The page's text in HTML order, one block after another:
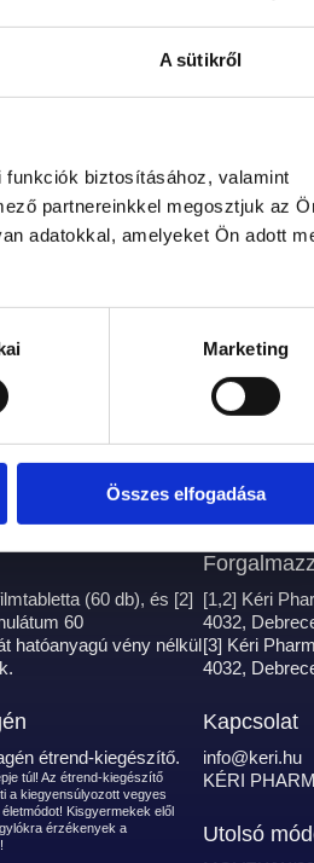
A sütikről
biztosításához, valamint
partnereinkkel megosztjuk az
adatokkal, amelyeket Ön adott
Marketing
Összes elfogadása
vázrendszer
(60 db), és [2]
60
hatóanyagú vény nélkül
étrend-kiegészítő.
túl! Az étrend-kiegészítő
a kiegyensúlyozott vegyes
Kisgyermekek elől
érzékenyek a
[1,2] Kéri
4032,
[3] Kéri
4032,
Kapcsolat
info@keri.hu
KÉRI
Utolsó